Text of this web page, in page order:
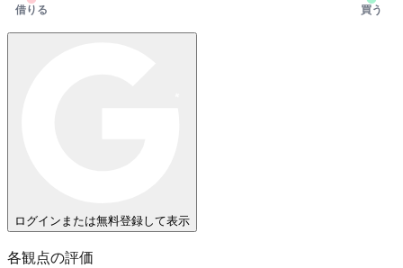
借りる 買う
ログインまたは無料登録して表示
各観点の評価